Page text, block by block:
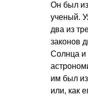
Он был
ученый.
два из
законов
Солнца и
им был
или, как